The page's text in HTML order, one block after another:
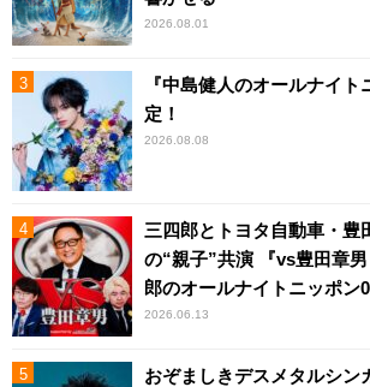
2026.08.01
『中島健人のオールナイ
定！
2026.08.08
三四郎とトヨタ自動車・豊
の“親子”共演 『vs豊田章
郎のオールナイトニッポン
2026.06.13
おぞましきデスメタルシン